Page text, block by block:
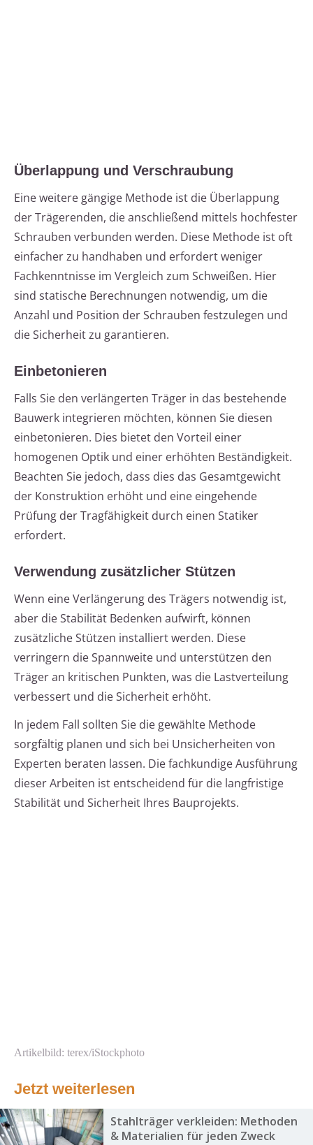
Überlappung und Verschraubung
Eine weitere gängige Methode ist die Überlappung
der Trägerenden, die anschließend mittels hochfester
Schrauben verbunden werden. Diese Methode ist oft
einfacher zu handhaben und erfordert weniger
Fachkenntnisse im Vergleich zum Schweißen. Hier
sind statische Berechnungen notwendig, um die
Anzahl und Position der Schrauben festzulegen und
die Sicherheit zu garantieren.
Einbetonieren
Falls Sie den verlängerten Träger in das bestehende
Bauwerk integrieren möchten, können Sie diesen
einbetonieren. Dies bietet den Vorteil einer
homogenen Optik und einer erhöhten Beständigkeit.
Beachten Sie jedoch, dass dies das Gesamtgewicht
der Konstruktion erhöht und eine eingehende
Prüfung der Tragfähigkeit durch einen Statiker
erfordert.
Verwendung zusätzlicher Stützen
Wenn eine Verlängerung des Trägers notwendig ist,
aber die Stabilität Bedenken aufwirft, können
zusätzliche Stützen installiert werden. Diese
verringern die Spannweite und unterstützen den
Träger an kritischen Punkten, was die Lastverteilung
verbessert und die Sicherheit erhöht.
In jedem Fall sollten Sie die gewählte Methode
sorgfältig planen und sich bei Unsicherheiten von
Experten beraten lassen. Die fachkundige Ausführung
dieser Arbeiten ist entscheidend für die langfristige
Stabilität und Sicherheit Ihres Bauprojekts.
Artikelbild: terex/iStockphoto
Jetzt weiterlesen
Stahlträger verkleiden: Methoden
& Materialien für jeden Zweck